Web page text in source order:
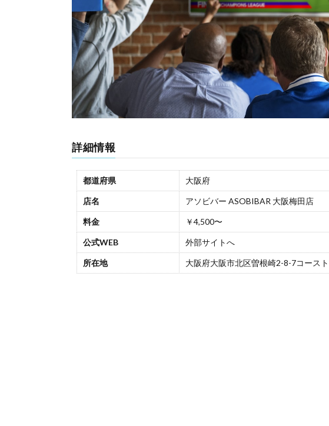
詳細情報
都道府県 大阪府
店名 アソビバー ASOBIBAR 大阪梅田店
料金 ￥4,500〜
公式WEB 外部サイトへ
所在地 大阪府大阪市北区曽根崎2-8-7コース